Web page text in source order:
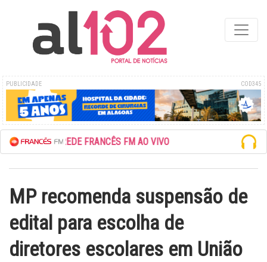
PUBLICIDADE COD345
ESCUTE A REDE FRANCÊS FM AO VIVO
MP recomenda suspensão de
edital para escolha de
diretores escolares em União